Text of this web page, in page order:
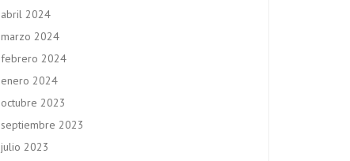
abril 2024
marzo 2024
febrero 2024
enero 2024
octubre 2023
septiembre 2023
julio 2023